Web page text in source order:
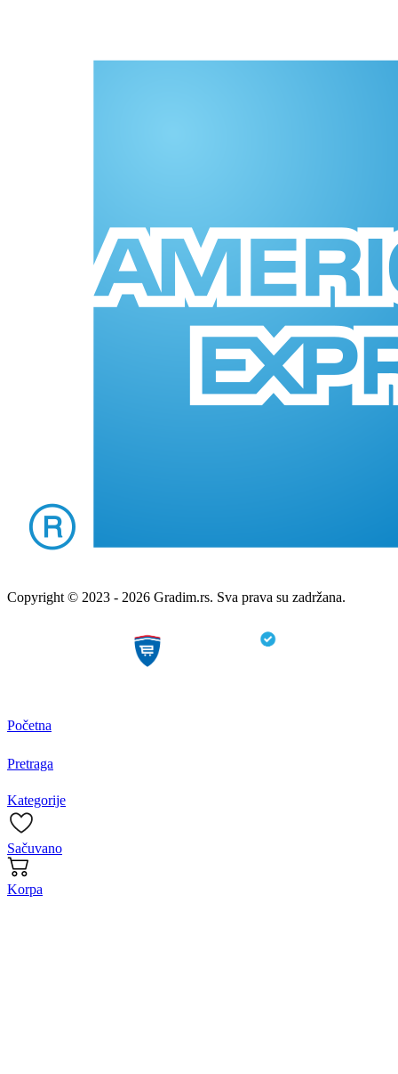
Copyright © 2023 - 2026 Gradim.rs. Sva prava su zadržana.
Početna
Pretraga
Kategorije
Sačuvano
Korpa